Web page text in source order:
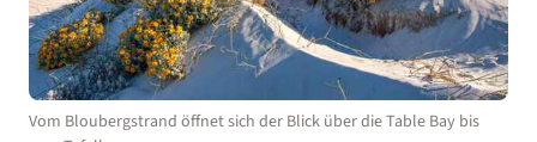
Vom Bloubergstrand öffnet sich der Blick über die Table Bay bis